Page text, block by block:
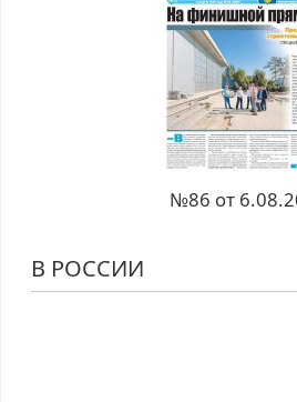
№86 от
В РОССИИ